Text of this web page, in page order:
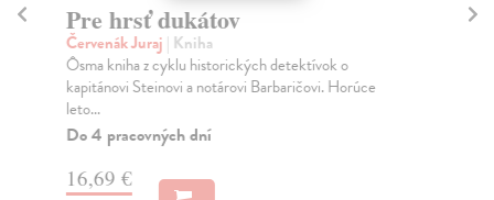
Pre hrsť dukátov
Červenák Juraj | Kniha
Ôsma kniha z cyklu historických detektívok o
kapitánovi Steinovi a notárovi Barbaričovi. Horúce
leto...
Do 4 pracovných dní
16,69 €